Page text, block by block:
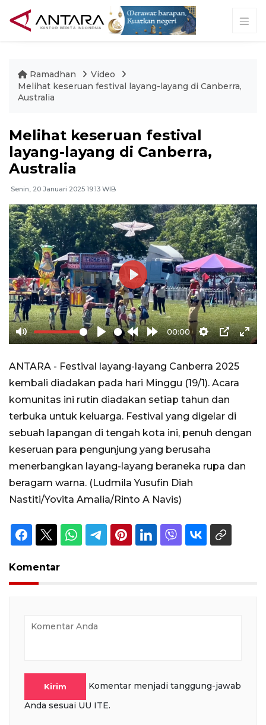
Ramadhan
Video
Melihat keseruan festival layang-layang di Canberra,
Australia
Melihat keseruan festival
layang-layang di Canberra,
Australia
Senin, 20 Januari 2025 19:13 WIB
Mute Play
Rewind
10s
Forward
10s
00:00
Settings
PIP
Play
ANTARA - Festival layang-layang Canberra 2025
kembali diadakan pada hari Minggu (19/1). Acara
komunitas ini rutin diadakan setiap tahun dan
terbuka untuk keluarga. Festival yang digelar di
sebuah lapangan di tengah kota ini, penuh dengan
keseruan para pengunjung yang berusaha
menerbangkan layang-layang beraneka rupa dan
beragam warna. (Ludmila Yusufin Diah
Nastiti/Yovita Amalia/Rinto A Navis)
Komentar
Kirim
Komentar menjadi tanggung-jawab
Anda sesuai UU ITE.